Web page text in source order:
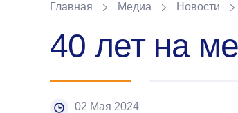
Главная Медиа Новости
40 лет на
02 Мая 2024